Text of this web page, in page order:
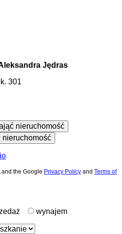
Jędras
301
nieruchomość
nieruchomość
the Google Privacy Policy and Terms of
wynajem